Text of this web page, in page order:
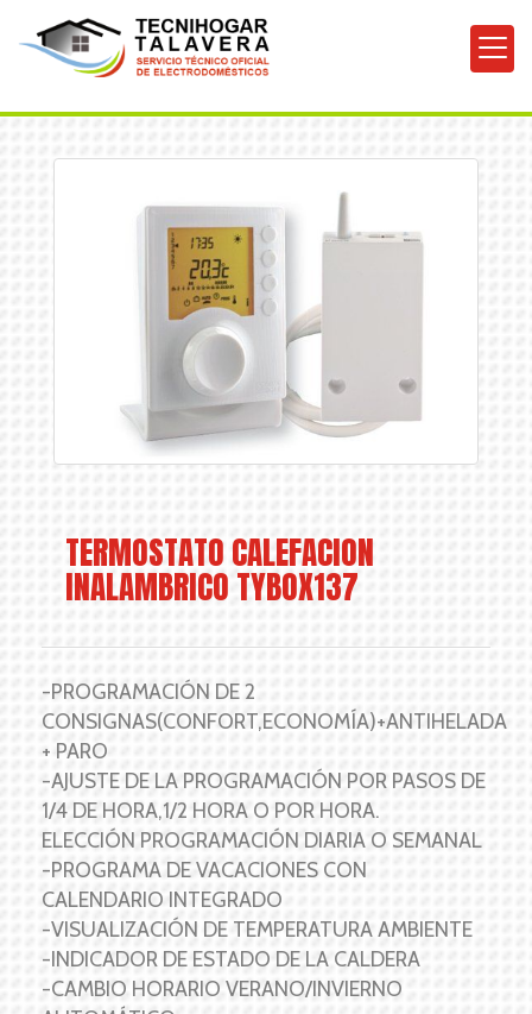
TERMOSTATO CALEFACION
INALAMBRICO TYBOX137
-PROGRAMACIÓN DE 2
CONSIGNAS(CONFORT,ECONOMÍA)+ANTIHELADA
+ PARO
-AJUSTE DE LA PROGRAMACIÓN POR PASOS DE
1/4 DE HORA,1/2 HORA O POR HORA.
ELECCIÓN PROGRAMACIÓN DIARIA O SEMANAL
-PROGRAMA DE VACACIONES CON
CALENDARIO INTEGRADO
-VISUALIZACIÓN DE TEMPERATURA AMBIENTE
-INDICADOR DE ESTADO DE LA CALDERA
-CAMBIO HORARIO VERANO/INVIERNO